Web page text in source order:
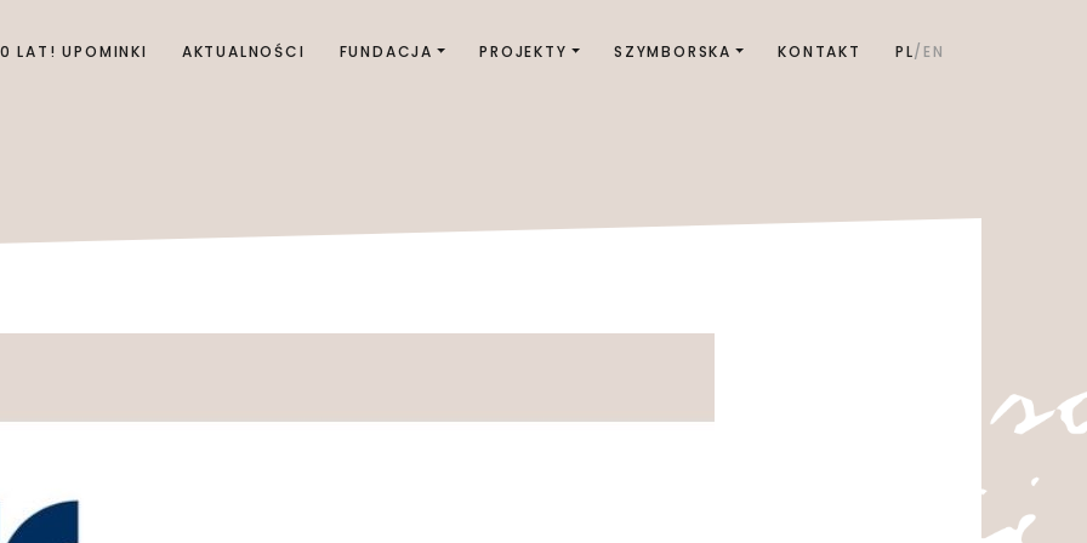
LAT! UPOMINKI AKTUALNOŚCI FUNDACJA PROJEKTY SZYMBORSKA KONTAKT PL EN